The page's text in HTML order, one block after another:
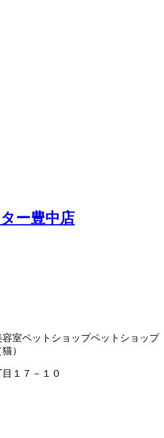
ー豊中店
容室ペットショップペットショップ
）
１７－１０